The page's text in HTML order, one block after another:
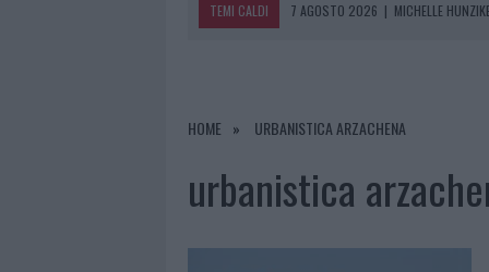
TEMI CALDI 7 AGOSTO 2026 | MICHELLE
7 AGOSTO 2026
PAUSA CAFFÈ IMPECCABILE:
HOME URBANISTICA ARZACHENA
urbanistica